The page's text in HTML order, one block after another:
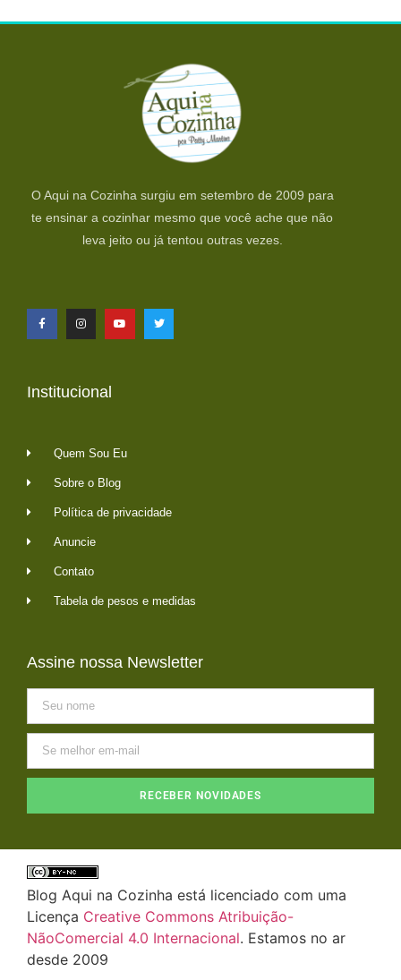
O Aqui na Cozinha surgiu em setembro de 2009 para
te ensinar a cozinhar mesmo que você ache que não
leva jeito ou já tentou outras vezes.
Institucional
Quem Sou Eu
Sobre o Blog
Política de privacidade
Anuncie
Contato
Tabela de pesos e medidas
Assine nossa Newsletter
RECEBER NOVIDADES
Blog Aqui na Cozinha está licenciado com uma
Licença Creative Commons Atribuição-
NãoComercial 4.0 Internacional. Estamos no ar
desde 2009